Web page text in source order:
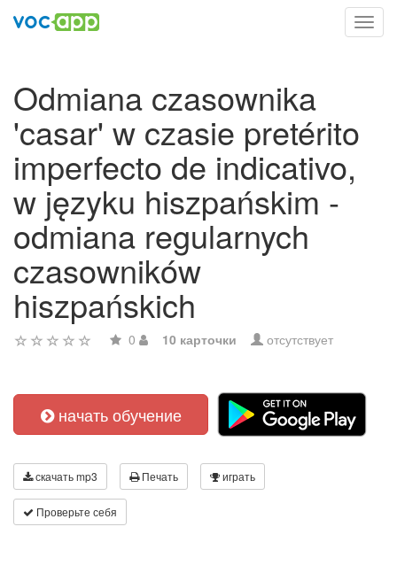
Odmiana czasownika
'casar' w czasie pretérito
imperfecto de indicativo,
w języku hiszpańskim -
odmiana regularnych
czasowników
hiszpańskich
0 10 карточки отсутствует
начать обучение
скачать mp3 Печать играть
Проверьте себя